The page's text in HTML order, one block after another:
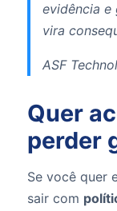
evidência e
vira
ASF
Quer
perder
Se você quer
sair com